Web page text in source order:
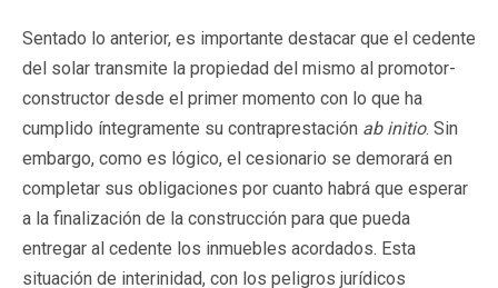
Sentado lo anterior, es importante destacar que el cedente
del solar transmite la propiedad del mismo al promotor-
constructor desde el primer momento con lo que ha
cumplido íntegramente su contraprestación ab initio. Sin
embargo, como es lógico, el cesionario se demorará en
completar sus obligaciones por cuanto habrá que esperar
a la finalización de la construcción para que pueda
entregar al cedente los inmuebles acordados. Esta
situación de interinidad, con los peligros jurídicos